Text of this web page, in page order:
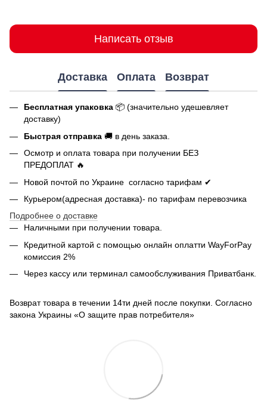
Написать отзыв
Доставка Оплата Возврат
Бесплатная упаковка 📦 (значительно удешевляет
доставку)
Быстрая отправка 🚚 в день заказа.
Осмотр и оплата товара при получении БЕЗ
ПРЕДОПЛАТ 🔥
Новой почтой по Украине согласно тарифам ✔
Курьером(адресная доставка)- по тарифам перевозчика
Подробнее о доставке
Наличными при получении товара.
Кредитной картой с помощью онлайн оплатти WayForPay
комиссия 2%
Через кассу или терминал самообслуживания Приватбанк.
Возврат товара в течении 14ти дней после покупки. Согласно
закона Украины «О защите прав потребителя»